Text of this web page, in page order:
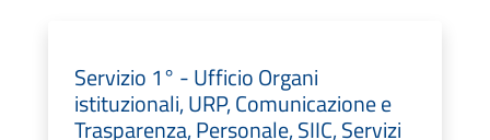
Servizio 1° - Ufficio Organi
istituzionali, URP, Comunicazione e
Trasparenza, Personale, SIIC, Servizi